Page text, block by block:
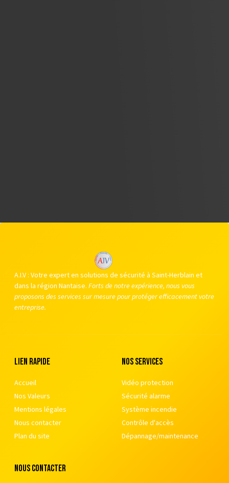
A.I.V : Votre expert en solutions de sécurité à Saint-Herblain et
dans la région Nantaise. Forts de notre expérience, nous vous
proposons des services sur mesure pour protéger efficacement votre
entreprise.
Lien rapide
Accueil
Nos Valeurs
Mentions légales
Nous contacter
Plan du site
nos services
Vidéo protection
Sécurité alarme
Système incendie
Contrôle d'accès
Dépannage/maintenance
nous contacter